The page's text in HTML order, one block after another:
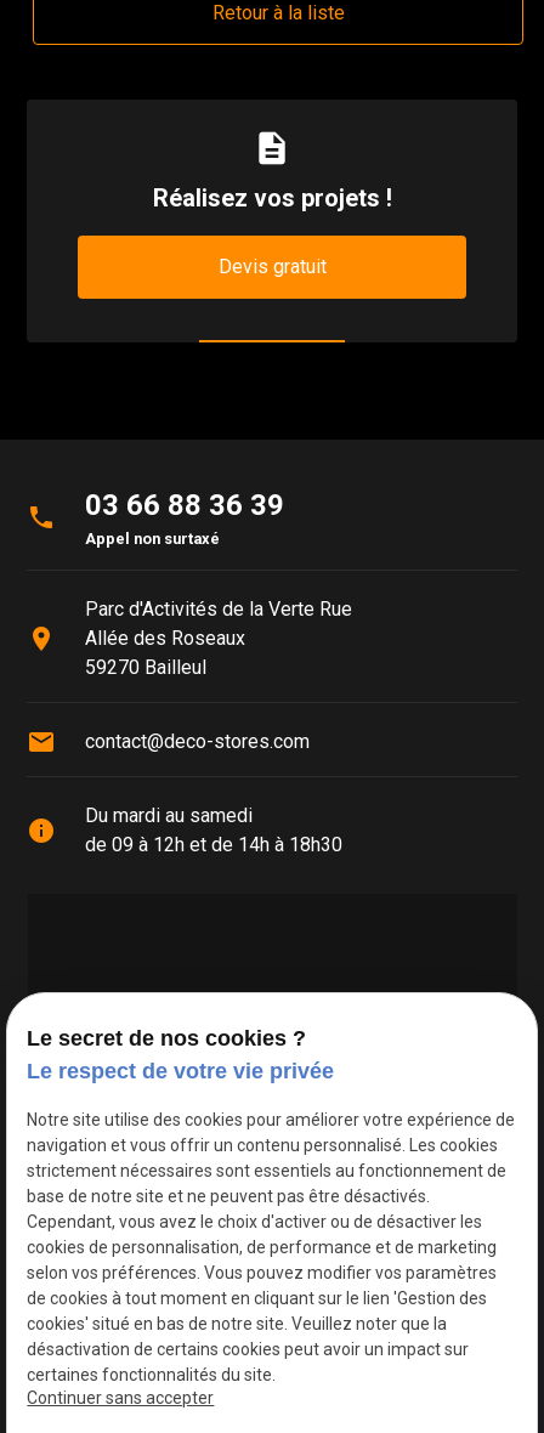
Retour à la liste
description
Réalisez vos projets !
Devis gratuit
phone 03 66 88 36 39
Appel non surtaxé
place
Parc d'Activités de la Verte Rue
Allée des Roseaux
59270 Bailleul
mail contact@deco-stores.com
info
Du mardi au samedi
de 09 à 12h et de 14h à 18h30
Google Maps Search API est désactivé.
Le secret de nos cookies ?
Le respect de votre vie privée
Notre site utilise des cookies pour améliorer votre expérience de
navigation et vous offrir un contenu personnalisé. Les cookies
strictement nécessaires sont essentiels au fonctionnement de
base de notre site et ne peuvent pas être désactivés.
Cependant, vous avez le choix d'activer ou de désactiver les
cookies de personnalisation, de performance et de marketing
selon vos préférences. Vous pouvez modifier vos paramètres
de cookies à tout moment en cliquant sur le lien 'Gestion des
cookies' situé en bas de notre site. Veuillez noter que la
désactivation de certains cookies peut avoir un impact sur
certaines fonctionnalités du site.
Continuer sans accepter